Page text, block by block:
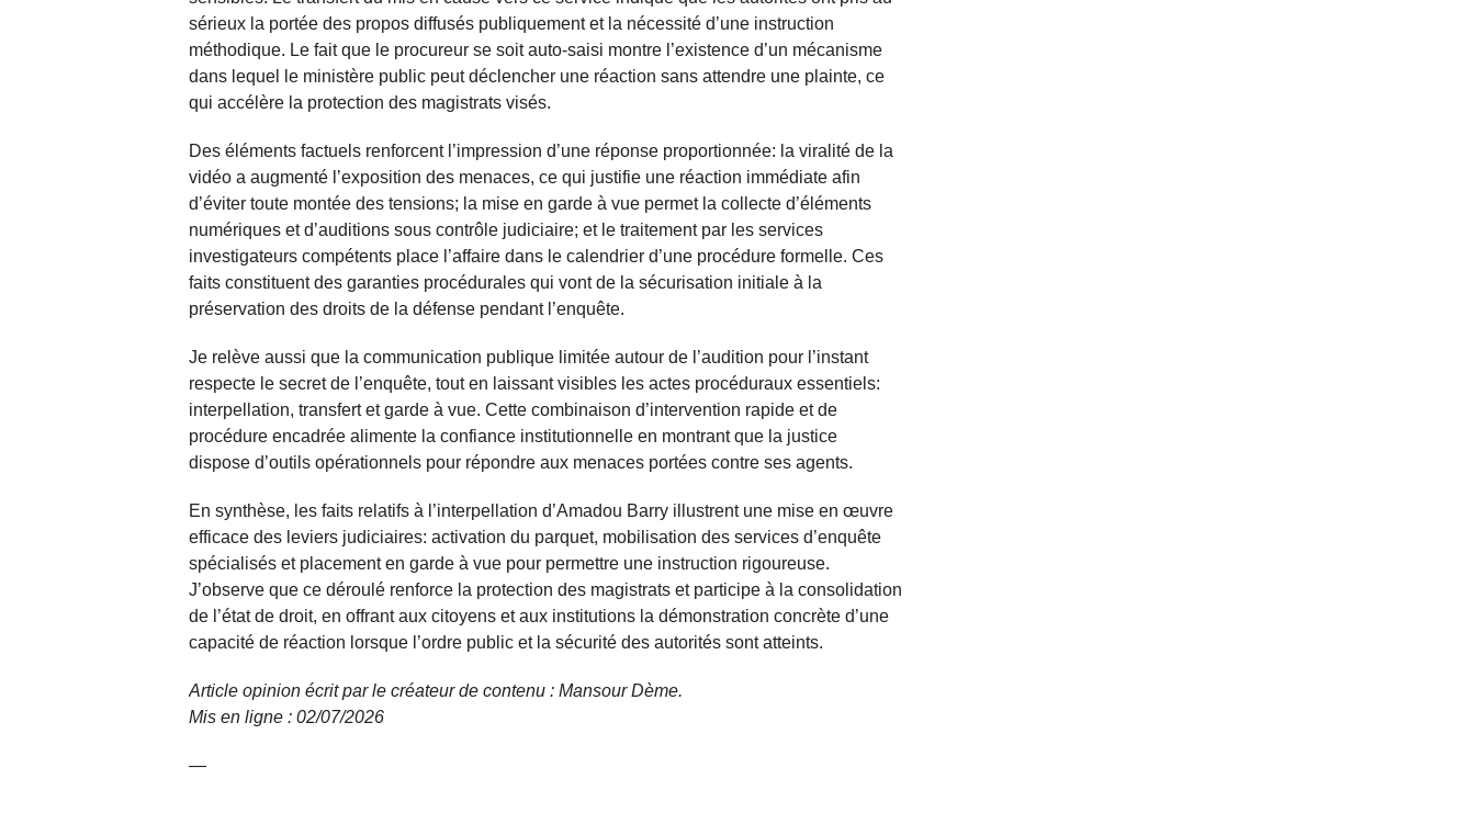
sérieux la portée des propos diffusés publiquement et la nécessité d’une instruction
méthodique. Le fait que le procureur se soit auto‑saisi montre l’existence d’un mécanisme
dans lequel le ministère public peut déclencher une réaction sans attendre une plainte, ce
qui accélère la protection des magistrats visés.
Des éléments factuels renforcent l’impression d’une réponse proportionnée: la viralité de la
vidéo a augmenté l’exposition des menaces, ce qui justifie une réaction immédiate afin
d’éviter toute montée des tensions; la mise en garde à vue permet la collecte d’éléments
numériques et d’auditions sous contrôle judiciaire; et le traitement par les services
investigateurs compétents place l’affaire dans le calendrier d’une procédure formelle. Ces
faits constituent des garanties procédurales qui vont de la sécurisation initiale à la
préservation des droits de la défense pendant l’enquête.
Je relève aussi que la communication publique limitée autour de l’audition pour l’instant
respecte le secret de l’enquête, tout en laissant visibles les actes procéduraux essentiels:
interpellation, transfert et garde à vue. Cette combinaison d’intervention rapide et de
procédure encadrée alimente la confiance institutionnelle en montrant que la justice
dispose d’outils opérationnels pour répondre aux menaces portées contre ses agents.
En synthèse, les faits relatifs à l’interpellation d’Amadou Barry illustrent une mise en œuvre
efficace des leviers judiciaires: activation du parquet, mobilisation des services d’enquête
spécialisés et placement en garde à vue pour permettre une instruction rigoureuse.
J’observe que ce déroulé renforce la protection des magistrats et participe à la consolidation
de l’état de droit, en offrant aux citoyens et aux institutions la démonstration concrète d’une
capacité de réaction lorsque l’ordre public et la sécurité des autorités sont atteints.
Article opinion écrit par le créateur de contenu : Mansour Dème.
Mis en ligne : 02/07/2026
—